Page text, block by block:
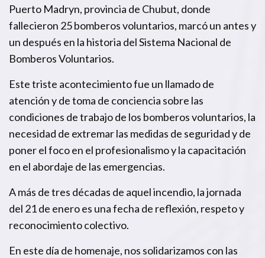
Puerto Madryn, provincia de Chubut, donde
fallecieron 25 bomberos voluntarios, marcó un antes y
un después en la historia del Sistema Nacional de
Bomberos Voluntarios.
Este triste acontecimiento fue un llamado de
atención y de toma de conciencia sobre las
condiciones de trabajo de los bomberos voluntarios, la
necesidad de extremar las medidas de seguridad y de
poner el foco en el profesionalismo y la capacitación
en el abordaje de las emergencias.
A más de tres décadas de aquel incendio, la jornada
del 21 de enero es una fecha de reflexión, respeto y
reconocimiento colectivo.
En este día de homenaje, nos solidarizamos con las